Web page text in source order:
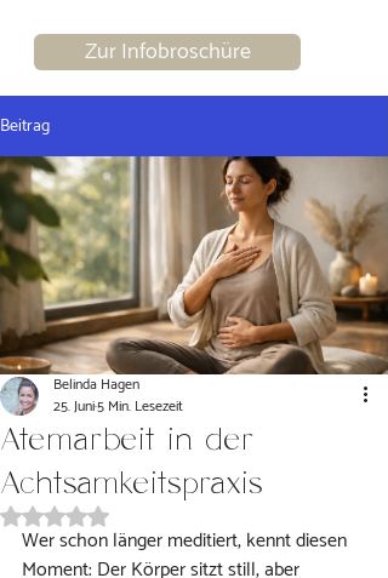
Zur Infobroschüre
Beitrag
Atemarbeit in der
Achtsamkeitspraxis
Belinda Hagen
25. Juni5 Min. Lesezeit
Mit NaN von 5 Sternen bewertet.
Wer schon länger meditiert, kennt diesen
Moment: Der Körper sitzt still, aber